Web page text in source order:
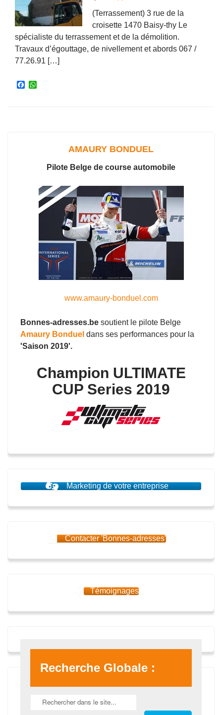
(Terrassement) 3 rue de la
croisette 1470 Baisy-thy Le
spécialiste du terrassement et de la démolition.
Travaux d’égouttage, de nivellement et abords 067 /
77.26.91 […]
F
AMAURY BONDUEL
Pilote Belge de course automobile
www.amaury-bonduel.com
Bonnes-adresses.be soutient le pilote Belge
Amaury Bonduel dans ses performances pour la
'Saison 2019'.
Champion ULTIMATE
CUP Series 2019
Marketing de votre entreprise
Contacter 'Bonnes-adresses'
Témoignages
Recherche Globale :